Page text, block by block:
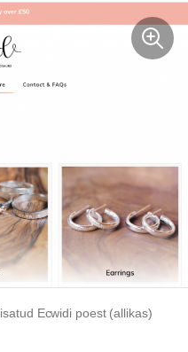
Ecwidi poest (allikas)